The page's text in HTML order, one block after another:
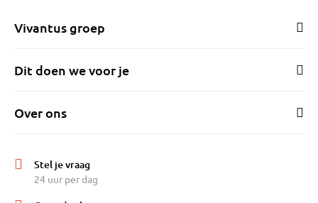
in te richten. Het uitzicht schuin over het
balkon zit je in de ochtend met je koffie in de
mogelijkheden voor een extra slaapkamer,
uitkomst geboden om (schoon)ouders en
vrienden een slaapkamer met zelfstandige
Vivantus groep
Dit doen we voor je
Over ons
Stel je vraag
24 uur per dag